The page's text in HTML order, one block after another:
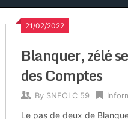
21/02/2022
Blanquer, zélé
des Comptes
By SNFOLC 59
Le pas de deux de